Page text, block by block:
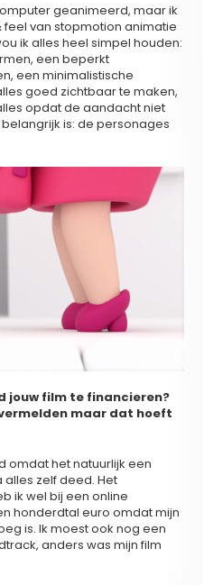
geanimeerd, maar ik
van stopmotion animatie
ik alles heel simpel houden:
een beperkt
een minimalistische
goed zichtbaar te maken,
opdat de aandacht niet
is: de personages
jouw film te financieren?
maar dat hoeft
omdat het natuurlijk een
zelf deed. Het
ik wel bij een online
honderdtal euro omdat mijn
is. Ik moest ook nog een
anders was mijn film